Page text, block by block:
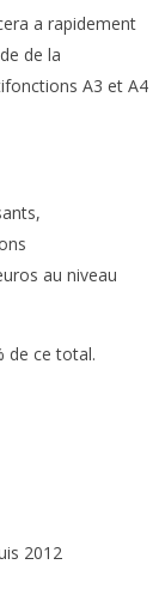
a rapidement
de la
A3 et A4
au niveau
de ce total.
2012